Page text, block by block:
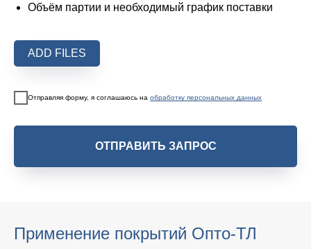
Объём партии и необходимый график поставки
ADD FILES
Отправляя форму, я соглашаюсь на обработку персональных данных
ОТПРАВИТЬ ЗАПРОС
Применение покрытий Опто-ТЛ